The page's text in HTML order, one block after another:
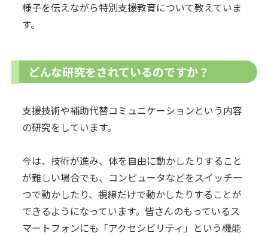
様子を伝えながら特別支援教育について教えていま
す。
どんな研究をされているのですか？
支援技術や補助代替コミュニケーションという内容
の研究をしています。
今は、技術が進み、体を自由に動かしたりすること
が難しい場合でも、コンピュータなどをスイッチ一
つで動かしたり、視線だけで動かしたりすることが
できるようになっています。皆さんのもっているス
マートフォンにも「アクセシビリティ」という機能